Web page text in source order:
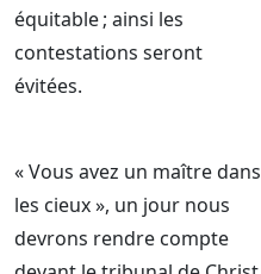
équitable ; ainsi les
contestations seront
évitées.
« Vous avez un maître dans
les cieux », un jour nous
devrons rendre compte